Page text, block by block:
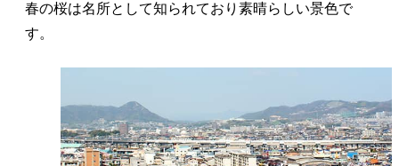
春の桜は名所として知られており素晴らしい景色で
す。